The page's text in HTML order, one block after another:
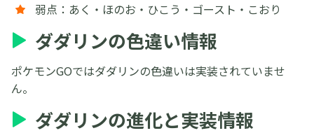
弱点：あく・ほのお・ひこう・ゴースト・こおり
ダダリンの色違い情報
ポケモンGOではダダリンの色違いは実装されていませ
ん。
ダダリンの進化と実装情報